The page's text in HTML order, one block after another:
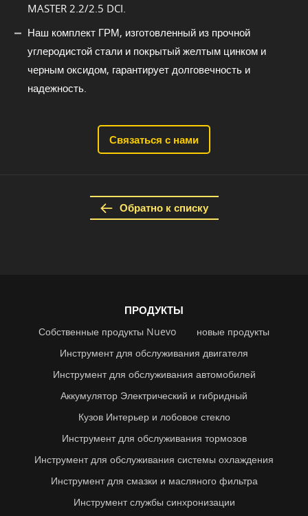
MASTER 2.2/2.5 DCI.
Наш комплект ГРМ, изготовленный из прочной
углеродистой стали и покрытый желтым цинком и
черным оксидом, гарантирует долговечность и
надежность.
Связаться с нами
Обратно к списку
ПРОДУКТЫ
Собственные продукты Nuevo
новые продукты
Инструмент для обслуживания двигателя
Инструмент для обслуживания автомобилей
Аккумулятор Электрический и гибридный
Кузов Интерьер и лобовое стекло
Инструмент для обслуживания тормозов
Инструмент для обслуживания системы охлаждения
Инструмент для смазки и масляного фильтра
Инструмент службы синхронизации